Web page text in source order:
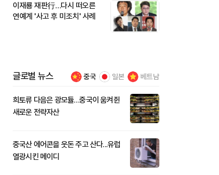
이재룡 재판行…다시 떠오른
연예계 '사고 후 미조치' 사례
글로벌 뉴스 중국 일본 베트남
희토류 다음은 광모듈…중국이 움켜쥔
새로운 전략자산
중국산 에어콘을 웃돈 주고 산다...유럽
열광시킨 메이디